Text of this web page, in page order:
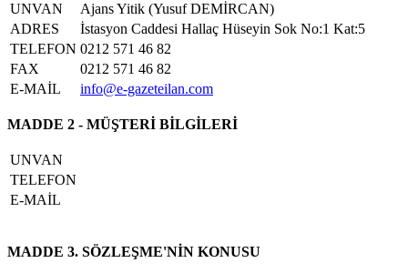
UNVAN
Ajans Yitik (Yusuf DEMİRCAN)
ADRES
İstasyon Caddesi Hallaç Hüseyin Sok No:1 Kat:5
TELEFON 0212 571 46 82
FAX
0212 571 46 82
E-MAİL
info@e-gazeteilan.com
MADDE 2 - MÜŞTERİ BİLGİLERİ
UNVAN
TELEFON
E-MAİL
MADDE 3. SÖZLEŞME'NİN KONUSU